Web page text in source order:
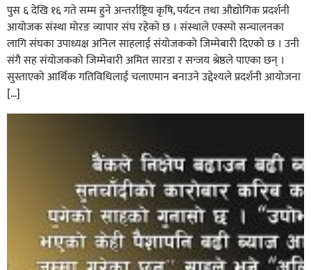
पुस ६ देखि १६ गते सम्म हुने अन्तर्राष्ट्रिय कृषि, पर्यटन तथा औद्योगिक प्रदर्शनी
आयोजक संस्था मोरङ व्यापार संघ रहेको छ । संस्थाले एक्स्पो सन्चालनका
लागि संघका उपाध्यक्ष अनिल साहलाई संयोजकको जिम्मेबारी दिएको छ । उनी
संगै सह संयोजकको जिम्मेवारी अमित सारडा र सन्जय श्रेष्ठले पाएका छन् ।
सुस्ताएको आर्थिक गतिविधिलाई चलाएमान बनाउने उद्देश्यले प्रदर्शनी आयोजना
[…]